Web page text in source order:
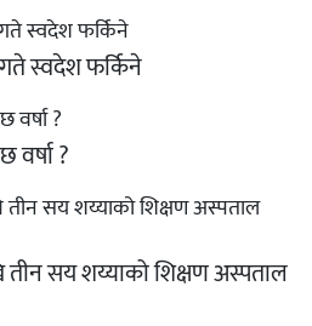
स्वदेश फर्किने
?
तीन सय शय्याको शिक्षण अस्पताल